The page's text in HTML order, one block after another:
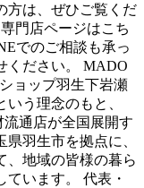
方は、ぜひご覧くだ
門店ページはこち
でのご相談も承っ
ください。 MADO
ョップ羽生下岩瀬
う理念のもと、
通店が全国展開す
羽生市を拠点に、
、地域の皆様の暮ら
います。 代表・